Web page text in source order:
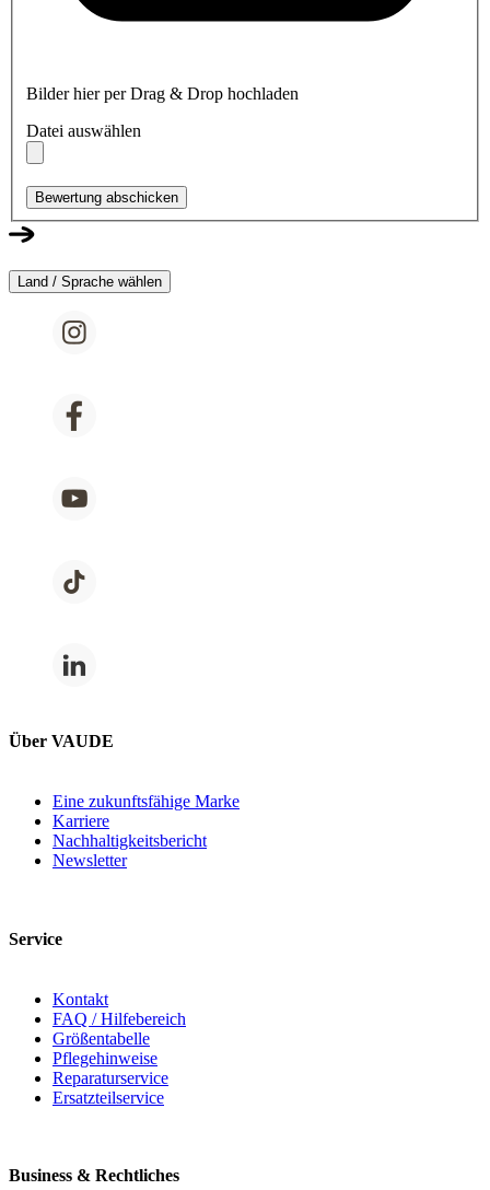
Bilder hier per Drag & Drop hochladen
Datei auswählen
Bewertung abschicken
Land / Sprache wählen
Über VAUDE
Eine zukunftsfähige Marke
Karriere
Nachhaltigkeitsbericht
Newsletter
Service
Kontakt
FAQ / Hilfebereich
Größentabelle
Pflegehinweise
Reparaturservice
Ersatzteilservice
Business & Rechtliches